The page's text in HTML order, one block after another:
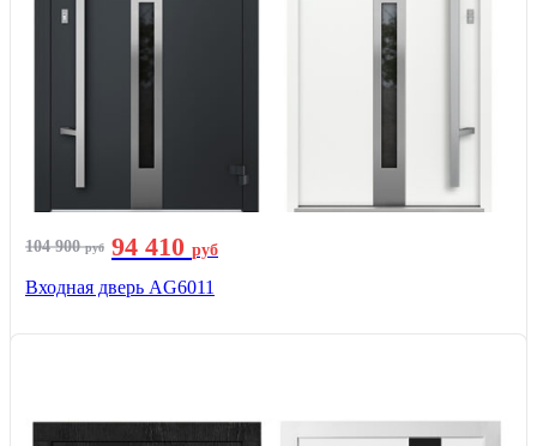
104 900руб 94 410 руб
Входная дверь AG6011